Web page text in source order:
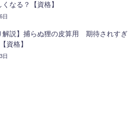
なる？【資格】
日
解説】捕らぬ狸の皮算用 期待されすぎ
資格】
日